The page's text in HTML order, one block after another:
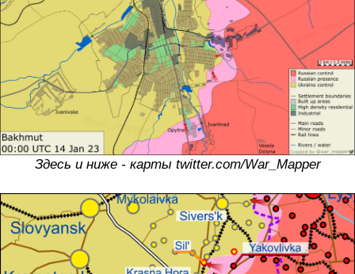
Здесь и ниже - карты twitter.com/War_Mapper